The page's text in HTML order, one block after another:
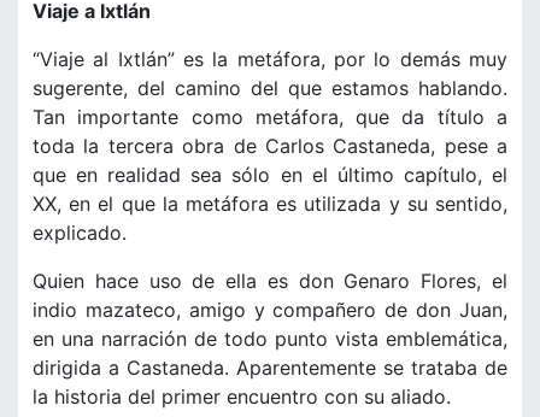
Viaje a Ixtlán
“Viaje al Ixtlán” es la metáfora, por lo demás muy
sugerente, del camino del que estamos hablando.
Tan importante como metáfora, que da título a
toda la tercera obra de Carlos Castaneda, pese a
que en realidad sea sólo en el último capítulo, el
XX, en el que la metáfora es utilizada y su sentido,
explicado.
Quien hace uso de ella es don Genaro Flores, el
indio mazateco, amigo y compañero de don Juan,
en una narración de todo punto vista emblemática,
dirigida a Castaneda. Aparentemente se trataba de
la historia del primer encuentro con su aliado.